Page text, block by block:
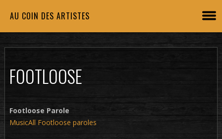
AU COIN DES ARTISTES
FOOTLOOSE
Footloose Parole
MusicAll Footloose paroles